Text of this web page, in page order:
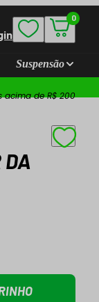
0
Suspensão
de R$ 200
DA